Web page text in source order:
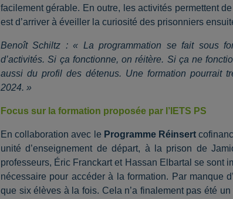
facilement gérable. En outre, les activités permettent
est d’arriver à éveiller la curiosité des prisonniers
Benoît Schiltz : « La programmation se fait sous
d’activités. Si ça fonctionne, on réitère. Si ça ne
aussi du profil des détenus. Une formation pourrait
2024. »
Focus sur la formation proposée par l’IETS PS
En collaboration avec le Programme Réinsert
unité d’enseignement de départ, à la prison de
professeurs, Éric Franckart et Hassan Elbartal se sont
nécessaire pour accéder à la formation. Par manque
que six élèves à la fois. Cela n’a finalement pas été